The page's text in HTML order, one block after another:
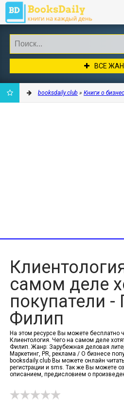
ВСЕ
booksdaily.club » Книги о
самом деле
покупатели -
Филип
На этом ресурсе Вы можете бесплатно
Клиентология. Чего на самом деле
Филип. Жанр: Зарубежная деловая
Маркетинг, PR, реклама / О бизнесе
booksdaily.club Вы можете онлайн
регистрации и sms. Так же Вы можете
описанием, предисловием о